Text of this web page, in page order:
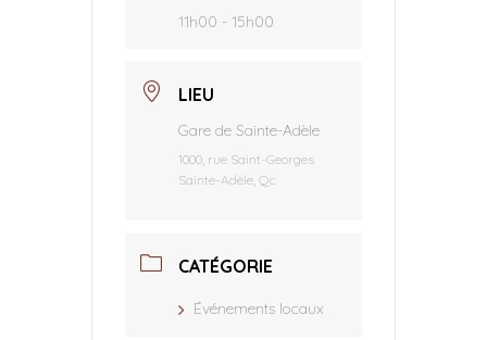
11h00 - 15h00
LIEU
Gare de Sainte-Adèle
1000, rue Saint-Georges
Sainte-Adèle, Qc
CATÉGORIE
Événements locaux